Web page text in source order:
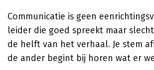
Communicatie is geen
leider die goed spreekt maar
de helft van het verhaal. Je stem
de ander begint bij horen wat er